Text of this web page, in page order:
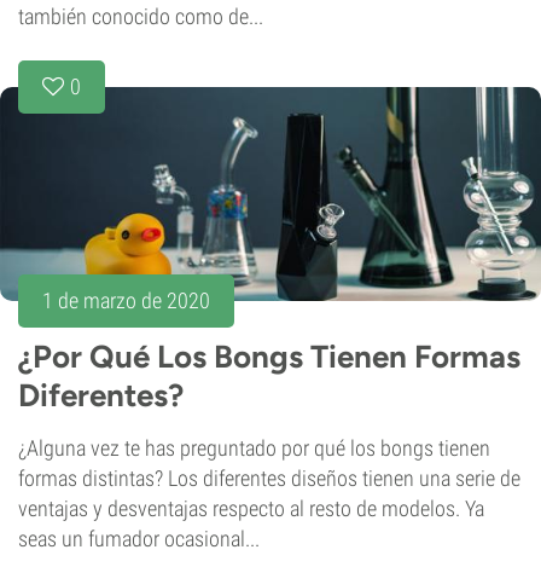
también conocido como de...
0
1 de marzo de 2020
¿Por Qué Los Bongs Tienen Formas
Diferentes?
¿Alguna vez te has preguntado por qué los bongs tienen
formas distintas? Los diferentes diseños tienen una serie de
ventajas y desventajas respecto al resto de modelos. Ya
seas un fumador ocasional...